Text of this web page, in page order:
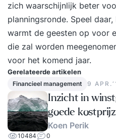
ander. Vraagstukken
beantwoorden zijn
voor onderlinge
team? Hoe ga ik om
binnen het team? Hoe
van controle en rust bij
ervoor dat we met zijn
zitten? In het
we naar de specifieke
nemen we mee in het
zich waarschijnlijk beter
planningsronde. Speel
warmt de geesten op voor
die zal worden
voor het komend jaar.
Gerelateerde artikelen
Financieel management 9
Inzicht in
goede
Koen Perik
10484
0